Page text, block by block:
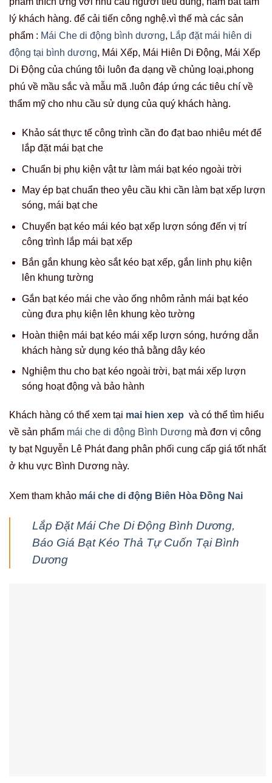
lý khách hàng. để cải tiến công nghệ.vì thế mà các sản
phẩm : Mái Che di động bình dương, Lắp đặt mái hiên di
động tại bình dương, Mái Xếp, Mái Hiên Di Động, Mái Xếp
Di Động của chúng tôi luôn đa dạng về chủng loại,phong
phú về mầu sắc và mẫu mã .luôn đáp ứng các tiêu chí về
thẩm mỹ cho nhu cầu sử dụng của quý khách hàng.
Khảo sát thực tế công trình cần đo đạt bao nhiêu mét để
lắp đặt mái bạt che
Chuẩn bị phụ kiện vật tư làm mái bạt kéo ngoài trời
May ép bạt chuẩn theo yêu cầu khi cần làm bạt xếp lượn
sóng, mái bạt che
Chuyển bạt kéo mái kéo bạt xếp lượn sóng đến vị trí
công trình lắp mái bạt xếp
Bắn gắn khung kèo sắt kéo bạt xếp, gắn linh phụ kiện
lên khung tường
Gắn bạt kéo mái che vào ống nhôm rảnh mái bạt kéo
cùng đưa phụ kiện lên khung kèo tường
Hoàn thiện mái bạt kéo mái xếp lượn sóng, hướng dẫn
khách hàng sử dụng kéo thả bằng dây kéo
Nghiệm thu cho bạt kéo ngoài trời, bạt mái xếp lượn
sóng hoạt động và bảo hành
Khách hàng có thể xem tại mai hien xep và có thể tìm hiểu
về sản phẩm mái che di động Bình Dương mà đơn vị công
ty bạt Nguyễn Lê Phát đang phân phối cung cấp giá tốt nhất
ở khu vực Bình Dương này.
Xem tham khảo mái che di động Biên Hòa Đồng Nai
Lắp Đặt Mái Che Di Động Bình Dương,
Báo Giá Bạt Kéo Thả Tự Cuốn Tại Bình
Dương